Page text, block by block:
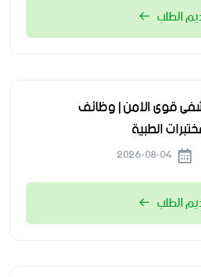
الطلب
قوى الأمن | وظائف
الطبية
الطلب